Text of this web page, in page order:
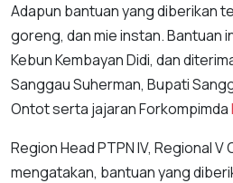
Adapun bantuan yang diberikan
goreng, dan mie instan. Bantuan
Kebun Kembayan Didi, dan
Sanggau Suherman, Bupati
Ontot serta jajaran Forkompimda
Region Head PTPN IV, Regional V
mengatakan, bantuan yang